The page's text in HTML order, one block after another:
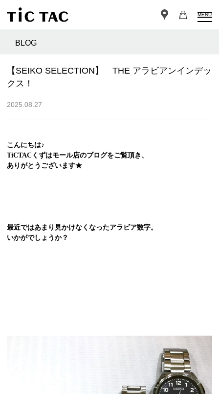
MENU
BLOG
【SEIKO SELECTION】 THE アラビアンインデッ
クス！
2025.08.27
こんにちは♪
TiCTACくずはモール店のブログをご覧頂き、
ありがとうございます★
最近ではあまり見かけなくなったアラビア数字。
いかがでしょうか？